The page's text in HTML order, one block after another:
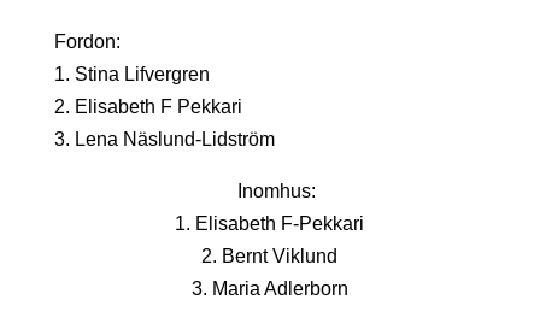
Fordon:
1. Stina Lifvergren
2. Elisabeth F Pekkari
3. Lena Näslund-Lidström
Inomhus:
1. Elisabeth F-Pekkari
2. Bernt Viklund
3. Maria Adlerborn